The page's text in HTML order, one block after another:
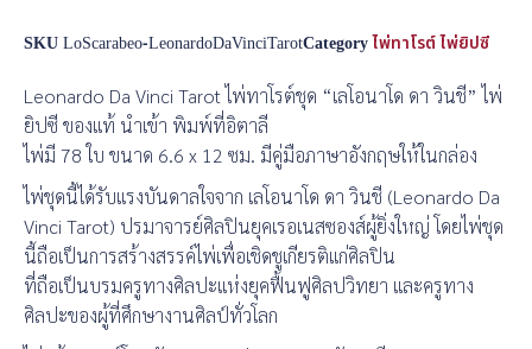
SKULoScarabeo-LeonardoDaVinciTarotCategoryไพ่ทาโรต์ ไพ่ยิปซี
Leonardo Da Vinci Tarot ไพ่ทาโรต์ชุด “เลโอนาโด ดา วินชี” ไพ่
ยิปซี ของแท้ นำเข้า พิมพ์ที่อิตาลี
ไพ่มี 78 ใบ ขนาด 6.6 x 12 ซม. มีคู่มือภาษาอังกฤษให้ในกล่อง
ไพ่ชุดนี้ได้รับแรงบันดาลใจจาก เลโอนาโด ดา วินชี (Leonardo Da
Vinci Tarot) ปรมาจารย์ศิลปินยุคเรอเนสซองส์ผู้ยิ่งใหญ่ โดยไพ่ชุด
นี้ถือเป็นการสร้างสรรค์ไพ่เพื่อเชิดชูเกียรติแก่ศิลปิน
ที่ถือเป็นบรมครูทางศิลปะแห่งยุคฟื้นฟูศิลปวิทยา และครูทาง
ศิลปะของผู้ที่ศึกษางานศิลป์ทั่วโลก